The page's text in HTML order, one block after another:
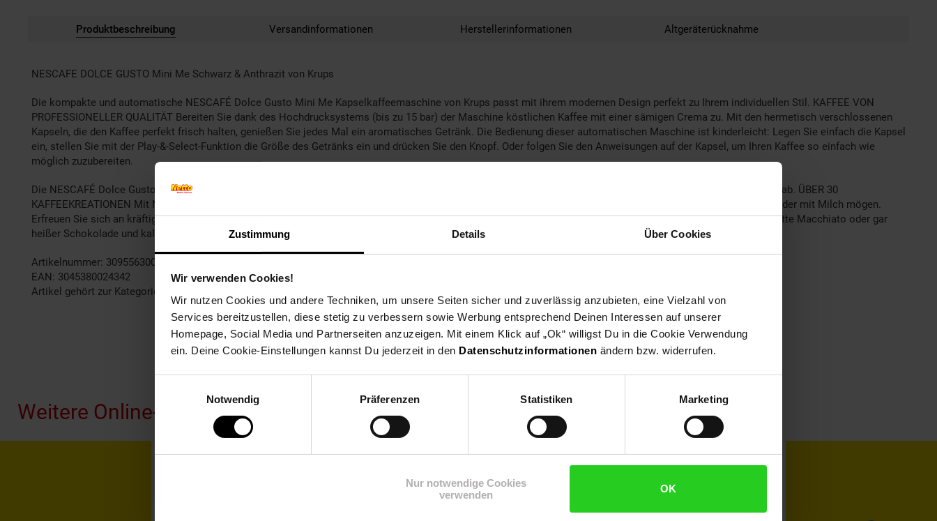
Zustimmung Details Über Cookies
Wir verwenden Cookies!
Wir nutzen Cookies und andere Techniken, um unsere Seiten sicher und zuverlässig anzubieten, eine Vielzahl von
Services bereitzustellen, diese stetig zu verbessern sowie Werbung entsprechend Deinen Interessen auf unserer
Homepage, Social Media und Partnerseiten anzuzeigen. Mit einem Klick auf „Ok“ willigst Du in die Cookie Verwendung
ein. Deine Cookie-Einstellungen kannst Du jederzeit in den Datenschutzinformationen ändern bzw. widerrufen.
Notwendig
Präferenzen Statistiken Marketing
Nur notwendige Cookies
verwenden
OK
Produktbeschreibung Versandinformationen Herstellerinformationen Altgeräterücknahme
NESCAFE DOLCE GUSTO Mini Me Schwarz & Anthrazit von Krups
Die kompakte und automatische NESCAFÉ Dolce Gusto Mini Me Kapselkaffeemaschine von Krups passt mit ihrem modernen Design perfekt zu Ihrem individuellen Stil. KAFFEE VON
PROFESSIONELLER QUALITÄT Bereiten Sie dank des Hochdrucksystems (bis zu 15 bar) der Maschine köstlichen Kaffee mit einer sämigen Crema zu. Mit den hermetisch verschlossenen
Kapseln, die den Kaffee perfekt frisch halten, genießen Sie jedes Mal ein aromatisches Getränk. Die Bedienung dieser automatischen Maschine ist kinderleicht: Legen Sie einfach die Kapsel
ein, stellen Sie mit der Play-&-Select-Funktion die Größe des Getränks ein und drücken Sie den Knopf. Oder folgen Sie den Anweisungen auf der Kapsel, um Ihren Kaffee so einfach wie
möglich zuzubereiten.
Die NESCAFÉ Dolce Gusto Mini Me Kaffeemaschine ist mit einer Energiesparfunktion ausgestattet und schaltet sich nach 5 Minuten Nichtgebrauch automatisch ab. ÜBER 30
KAFFEEKREATIONEN Mit NESCAFÉ Dolce Gusto haben Sie die Wahl zwischen 30 Premium-Kaffeekreationen, egal ob Sie Ihren Kaffee stark oder leicht, schwarz oder mit Milch mögen.
Erfreuen Sie sich an kräftigem Ristretto, intensivem Espresso, aromatischem Lungo oder vollmundigem Grande, schaumigem Cappuccino und geschmeidigem Latte Macchiato oder gar
heißer Schokolade und kalten Getränken.
Artikelnummer: 3095563000
EAN: 3045380024342
Artikel gehört zur Kategorie:
Weitere Online-Angebote
Netto Reisen TV-Shop Weinwelt Rezeptwelt NettoKOM Karriere